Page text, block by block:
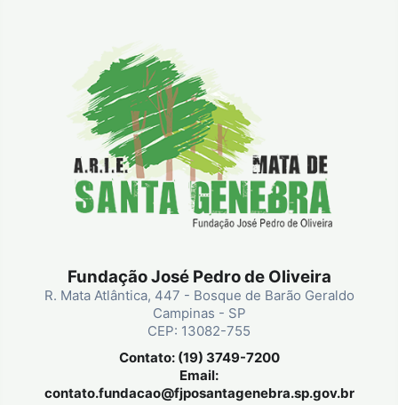
Fundação José Pedro de Oliveira
R. Mata Atlântica, 447 - Bosque de Barão Geraldo
Campinas - SP
CEP: 13082-755
Contato: (19) 3749-7200
Email:
contato.fundacao@fjposantagenebra.sp.gov.br